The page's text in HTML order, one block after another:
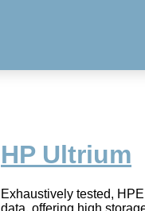
HP Ultrium
Exhaustively tested,
data, offering high